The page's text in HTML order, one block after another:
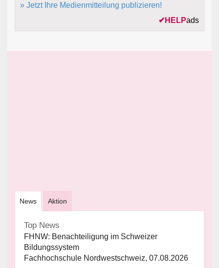
» Jetzt Ihre Medienmitteilung publizieren!
✔ HELPads
News Aktion
Top News
FHNW: Benachteiligung im Schweizer
Bildungssystem
Fachhochschule Nordwestschweiz, 07.08.2026